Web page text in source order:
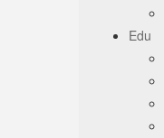
Edu